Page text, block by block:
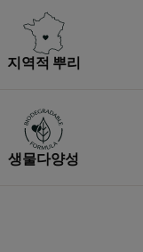
지역적 뿌리
생물다양성